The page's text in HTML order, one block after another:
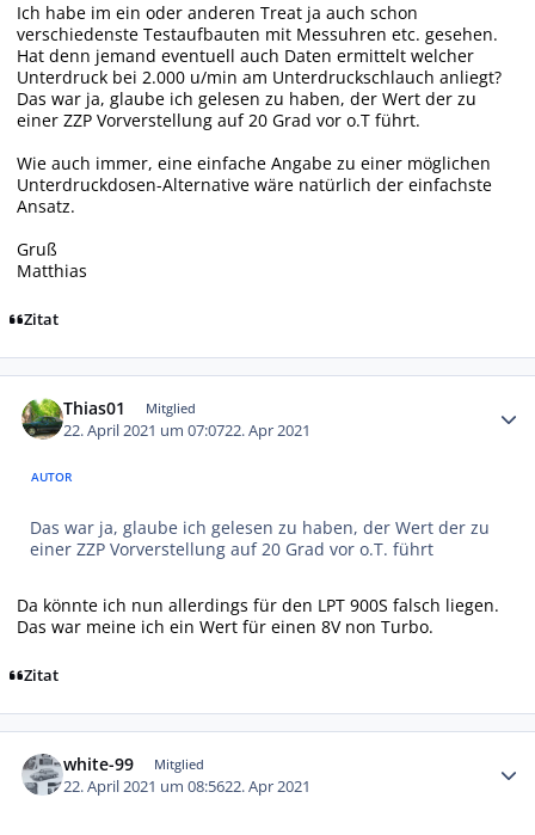
Ich habe im ein oder anderen Treat ja auch schon
verschiedenste Testaufbauten mit Messuhren etc. gesehen.
Hat denn jemand eventuell auch Daten ermittelt welcher
Unterdruck bei 2.000 u/min am Unterdruckschlauch anliegt?
Das war ja, glaube ich gelesen zu haben, der Wert der zu
einer ZZP Vorverstellung auf 20 Grad vor o.T führt.
Wie auch immer, eine einfache Angabe zu einer möglichen
Unterdruckdosen-Alternative wäre natürlich der einfachste
Ansatz.
Gruß
Matthias
Zitat
Thias01 Mitglied
22. April 2021 um 07:0722. Apr 2021
AUTOR
Das war ja, glaube ich gelesen zu haben, der Wert der zu
einer ZZP Vorverstellung auf 20 Grad vor o.T. führt
Da könnte ich nun allerdings für den LPT 900S falsch liegen.
Das war meine ich ein Wert für einen 8V non Turbo.
Zitat
white-99 Mitglied
22. April 2021 um 08:5622. Apr 2021